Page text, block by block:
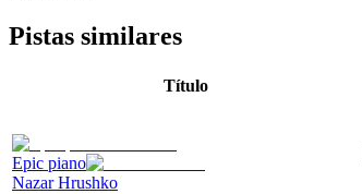
Pistas similares
Título
Epic piano
Nazar Hrushko